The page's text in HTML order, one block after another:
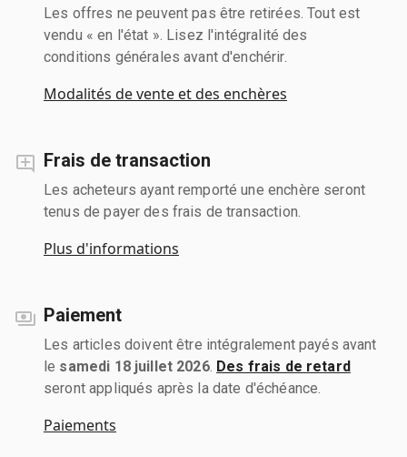
Les offres ne peuvent pas être retirées. Tout est
vendu « en l'état ». Lisez l'intégralité des
conditions générales avant d'enchérir.
Modalités de vente et des enchères
Frais de transaction
Les acheteurs ayant remporté une enchère seront
tenus de payer des frais de transaction.
Plus d'informations
Paiement
Les articles doivent être intégralement payés avant
le samedi 18 juillet 2026. Des frais de retard
seront appliqués après la date d'échéance.
Paiements